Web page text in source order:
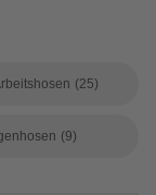
(25)
(9)